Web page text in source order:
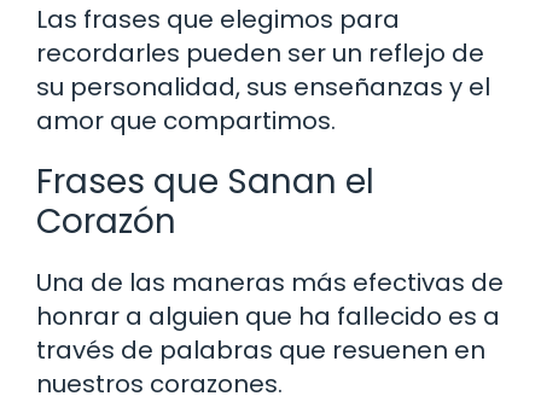
Las frases que elegimos para
recordarles pueden ser un reflejo de
su personalidad, sus enseñanzas y el
amor que compartimos.
Frases que Sanan el
Corazón
Una de las maneras más efectivas de
honrar a alguien que ha fallecido es a
través de palabras que resuenen en
nuestros corazones.